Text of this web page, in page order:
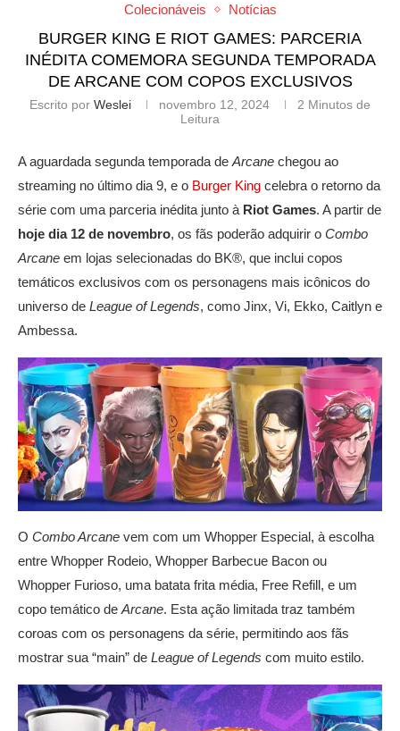
Colecionáveis Notícias
BURGER KING E RIOT GAMES: PARCERIA
INÉDITA COMEMORA SEGUNDA TEMPORADA
DE ARCANE COM COPOS EXCLUSIVOS
Escrito por Weslei novembro 12, 2024
2 Minutos de
Leitura
A aguardada segunda temporada de Arcane chegou ao
streaming no último dia 9, e o Burger King celebra o retorno da
série com uma parceria inédita junto à Riot Games. A partir de
hoje dia 12 de novembro, os fãs poderão adquirir o Combo
Arcane em lojas selecionadas do BK®, que inclui copos
temáticos exclusivos com os personagens mais icônicos do
universo de League of Legends, como Jinx, Vi, Ekko, Caitlyn e
Ambessa.
O Combo Arcane vem com um Whopper Especial, à escolha
entre Whopper Rodeio, Whopper Barbecue Bacon ou
Whopper Furioso, uma batata frita média, Free Refill, e um
copo temático de Arcane. Esta ação limitada traz também
coroas com os personagens da série, permitindo aos fãs
mostrar sua “main” de League of Legends com muito estilo.